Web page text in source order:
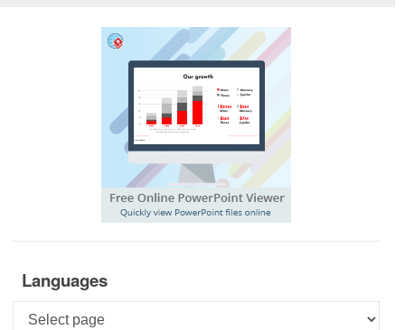
Languages
Languages